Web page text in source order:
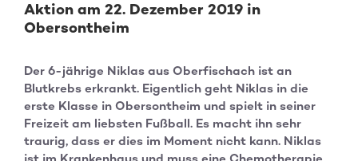
Aktion am 22. Dezember 2019 in
Obersontheim
Der 6-jährige Niklas aus Oberfischach ist an
Blutkrebs erkrankt. Eigentlich geht Niklas in die
erste Klasse in Obersontheim und spielt in seiner
Freizeit am liebsten Fußball. Es macht ihn sehr
traurig, dass er dies im Moment nicht kann. Niklas